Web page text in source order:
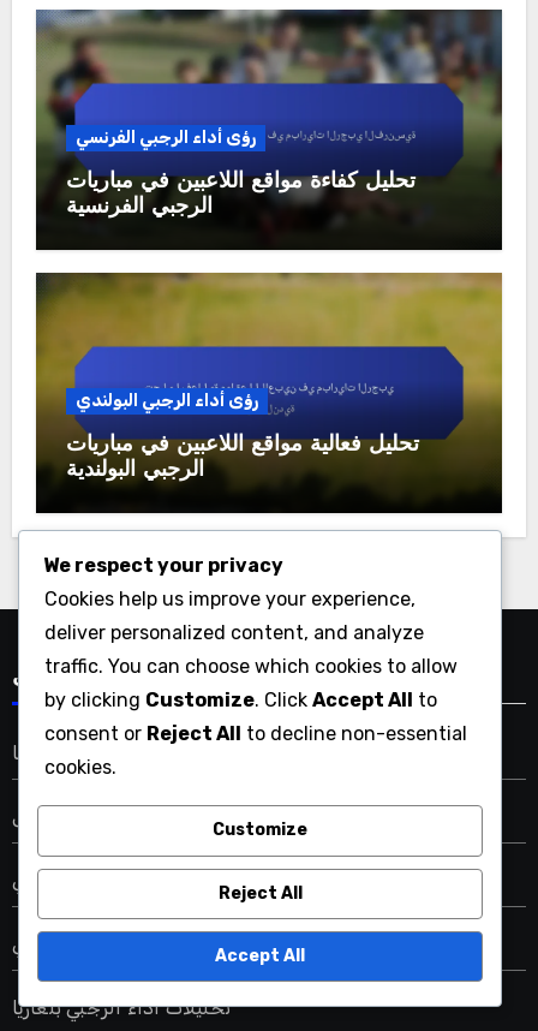
رؤى أداء الرجبي الفرنسي
تحليل كفاءة مواقع اللاعبين في مباريات
الرجبي الفرنسية
رؤى أداء الرجبي البولندي
تحليل فعالية مواقع اللاعبين في مباريات
الرجبي البولندية
فئات
تحليل أداء الرجبي في إسبانيا
تحليل أداء الرجبي في إسرائيل
تحليلات أداء الرجبي الإيطالي
تحليلات أداء الرجبي التشيكي
تحليلات أداء الرجبي بلغاريا
We respect your privacy
Cookies help us improve your experience,
deliver personalized content, and analyze
traffic. You can choose which cookies to allow
by clicking Customize. Click Accept All to
consent or Reject All to decline non-essential
cookies.
Customize
Reject All
Accept All